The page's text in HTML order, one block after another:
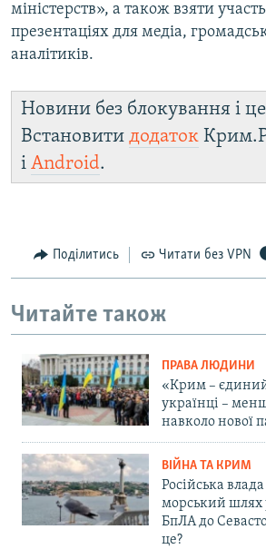
міністерств», а також взяти
презентаціях для медіа,
аналітиків.
Новини без блокування і
Встановити додаток
і Android.
Поділитись Читати без VPN
Читайте також
ПРАВА ЛЮДИНИ
«Крим –
українці –
навколо нової
ВІЙНА ТА КРИМ
Російська
морський шлях
БпЛА до
це?